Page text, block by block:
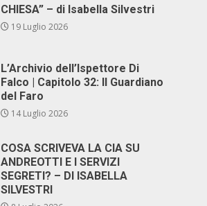
CHIESA” – di Isabella Silvestri
19 Luglio 2026
L’Archivio dell’Ispettore Di
Falco | Capitolo 32: Il Guardiano
del Faro
14 Luglio 2026
COSA SCRIVEVA LA CIA SU
ANDREOTTI E I SERVIZI
SEGRETI? – DI ISABELLA
SILVESTRI